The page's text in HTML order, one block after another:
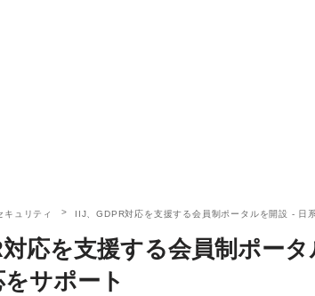
キュリティ IIJ、GDPR対応を支援する会員制ポータルを開設 - 日
応を支援する会員制ポー
サポート